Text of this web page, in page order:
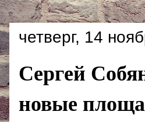
четверг, 14
Сергей
новые